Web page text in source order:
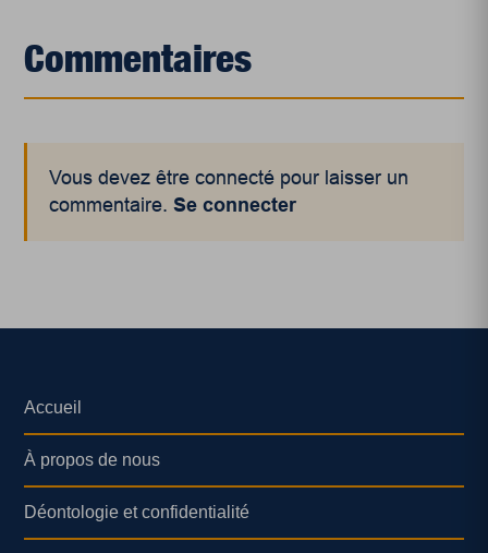
Commentaires
Vous devez être connecté pour laisser un
commentaire.Se connecter
Accueil
À propos de nous
Déontologie et confidentialité